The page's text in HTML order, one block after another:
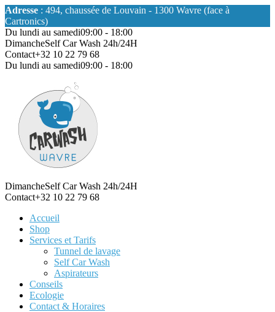
Adresse : 494, chaussée de Louvain - 1300 Wavre (face à
Cartronics)
Du lundi au samedi09:00 - 18:00
DimancheSelf Car Wash 24h/24H
Contact+32 10 22 79 68
Du lundi au samedi09:00 - 18:00
DimancheSelf Car Wash 24h/24H
Contact+32 10 22 79 68
Accueil
Shop
Services et Tarifs
Tunnel de lavage
Self Car Wash
Aspirateurs
Conseils
Ecologie
Contact & Horaires